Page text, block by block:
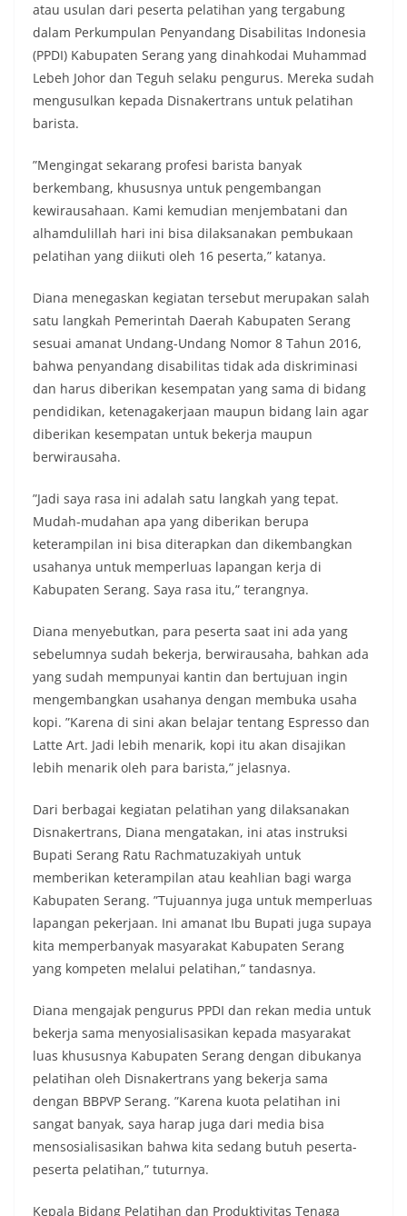
atau usulan dari peserta pelatihan yang tergabung
dalam Perkumpulan Penyandang Disabilitas Indonesia
(PPDI) Kabupaten Serang yang dinahkodai Muhammad
Lebeh Johor dan Teguh selaku pengurus. Mereka sudah
mengusulkan kepada Disnakertrans untuk pelatihan
barista.
”Mengingat sekarang profesi barista banyak
berkembang, khususnya untuk pengembangan
kewirausahaan. Kami kemudian menjembatani dan
alhamdulillah hari ini bisa dilaksanakan pembukaan
pelatihan yang diikuti oleh 16 peserta,” katanya.
Diana menegaskan kegiatan tersebut merupakan salah
satu langkah Pemerintah Daerah Kabupaten Serang
sesuai amanat Undang-Undang Nomor 8 Tahun 2016,
bahwa penyandang disabilitas tidak ada diskriminasi
dan harus diberikan kesempatan yang sama di bidang
pendidikan, ketenagakerjaan maupun bidang lain agar
diberikan kesempatan untuk bekerja maupun
berwirausaha.
”Jadi saya rasa ini adalah satu langkah yang tepat.
Mudah-mudahan apa yang diberikan berupa
keterampilan ini bisa diterapkan dan dikembangkan
usahanya untuk memperluas lapangan kerja di
Kabupaten Serang. Saya rasa itu,” terangnya.
Diana menyebutkan, para peserta saat ini ada yang
sebelumnya sudah bekerja, berwirausaha, bahkan ada
yang sudah mempunyai kantin dan bertujuan ingin
mengembangkan usahanya dengan membuka usaha
kopi. ”Karena di sini akan belajar tentang Espresso dan
Latte Art. Jadi lebih menarik, kopi itu akan disajikan
lebih menarik oleh para barista,” jelasnya.
Dari berbagai kegiatan pelatihan yang dilaksanakan
Disnakertrans, Diana mengatakan, ini atas instruksi
Bupati Serang Ratu Rachmatuzakiyah untuk
memberikan keterampilan atau keahlian bagi warga
Kabupaten Serang. ”Tujuannya juga untuk memperluas
lapangan pekerjaan. Ini amanat Ibu Bupati juga supaya
kita memperbanyak masyarakat Kabupaten Serang
yang kompeten melalui pelatihan,” tandasnya.
Diana mengajak pengurus PPDI dan rekan media untuk
bekerja sama menyosialisasikan kepada masyarakat
luas khususnya Kabupaten Serang dengan dibukanya
pelatihan oleh Disnakertrans yang bekerja sama
dengan BBPVP Serang. ”Karena kuota pelatihan ini
sangat banyak, saya harap juga dari media bisa
mensosialisasikan bahwa kita sedang butuh peserta-
peserta pelatihan,” tuturnya.
Kepala Bidang Pelatihan dan Produktivitas Tenaga